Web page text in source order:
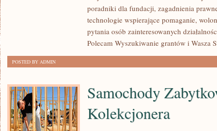
poradniki dla fundacji, zagadnienia
technologie wspierające pomaganie,
pytania osób zainteresowanych
Polecam Wyszukiwanie grantów i Wasza
POSTED BY ADMIN
Samochody
Kolekcjonera